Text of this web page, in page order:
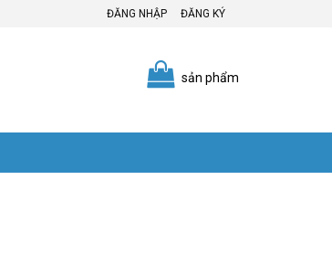
ĐĂNG NHẬP ĐĂNG KÝ
sản phẩm